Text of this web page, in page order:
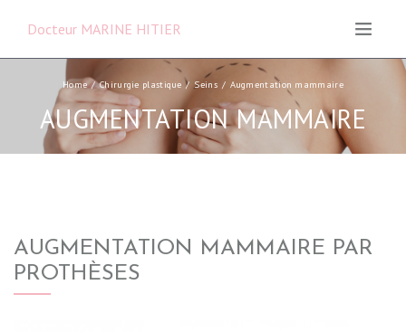
Docteur MARINE HITIER
Home Chirurgie plastique Seins Augmentation mammaire
AUGMENTATION MAMMAIRE
et
AUGMENTATION MAMMAIRE PAR
PROTHÈSES